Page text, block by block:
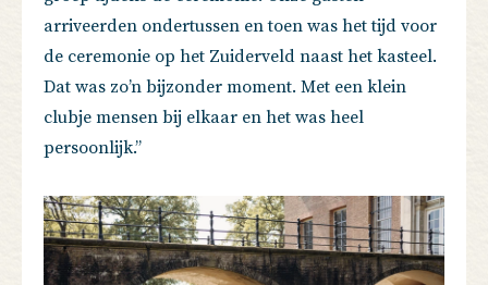
arriveerden ondertussen en toen was het tijd voor
de ceremonie op het Zuiderveld naast het kasteel.
Dat was zo’n bijzonder moment. Met een klein
clubje mensen bij elkaar en het was heel
persoonlijk.’’